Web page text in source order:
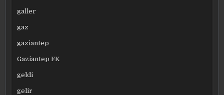
galler
gaz
gaziantep
Gaziantep FK
geldi
gelir